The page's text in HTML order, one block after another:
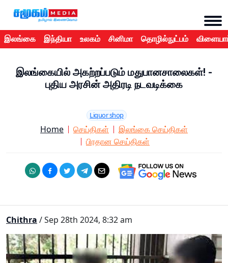
இலங்கை இந்தியா உலகம் சினிமா தொழில்நுட்பம்
இலங்கையில் அகற்றப்படும் மதுபானசாலைகள்! -
புதிய அரசின் அதிரடி நடவடிக்கை
Liquor shop
Home செய்திகள்
இலங்கை செய்திகள்
பிரதான செய்திகள்
Chithra / Sep 28th 2024, 8:32 am